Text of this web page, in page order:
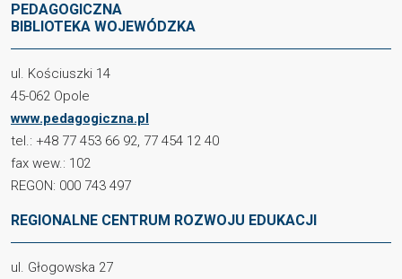
PEDAGOGICZNA
BIBLIOTEKA WOJEWÓDZKA
ul. Kościuszki 14
45-062 Opole
www.pedagogiczna.pl
tel.: +48 77 453 66 92, 77 454 12 40
fax wew.: 102
REGON: 000 743 497
REGIONALNE CENTRUM ROZWOJU EDUKACJI
ul. Głogowska 27